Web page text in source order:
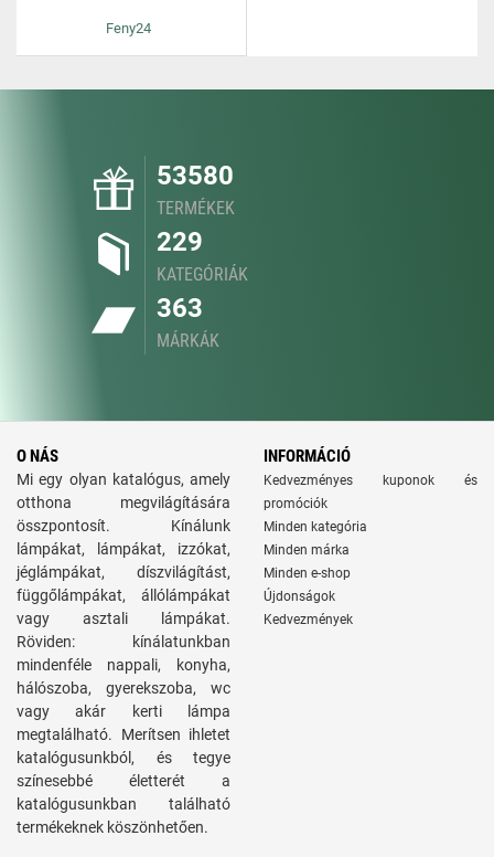
Feny24
53580
TERMÉKEK
229
KATEGÓRIÁK
363
MÁRKÁK
O NÁS
Mi egy olyan katalógus, amely
otthona megvilágítására
összpontosít. Kínálunk
lámpákat, lámpákat, izzókat,
jéglámpákat, díszvilágítást,
függőlámpákat, állólámpákat
vagy asztali lámpákat.
Röviden: kínálatunkban
mindenféle nappali, konyha,
hálószoba, gyerekszoba, wc
vagy akár kerti lámpa
megtalálható. Merítsen ihletet
katalógusunkból, és tegye
színesebbé életterét a
katalógusunkban található
termékeknek köszönhetően.
INFORMÁCIÓ
Kedvezményes kuponok és
promóciók
Minden kategória
Minden márka
Minden e-shop
Újdonságok
Kedvezmények